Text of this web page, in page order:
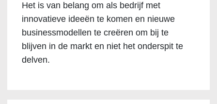
Het is van belang om als bedrijf met
innovatieve ideeën te komen en nieuwe
businessmodellen te creëren om bij te
blijven in de markt en niet het onderspit te
delven.